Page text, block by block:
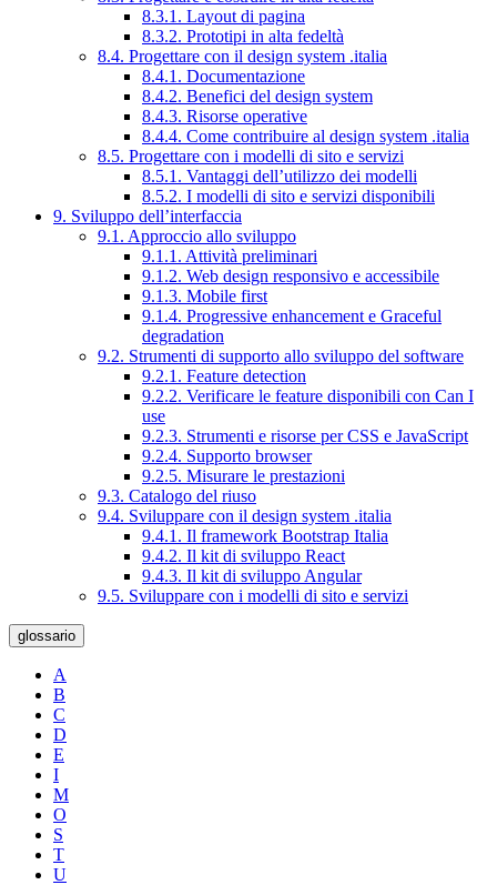
8.3.1. Layout di pagina
8.3.2. Prototipi in alta fedeltà
8.4. Progettare con il design system .italia
8.4.1. Documentazione
8.4.2. Benefici del design system
8.4.3. Risorse operative
8.4.4. Come contribuire al design system .italia
8.5. Progettare con i modelli di sito e servizi
8.5.1. Vantaggi dell’utilizzo dei modelli
8.5.2. I modelli di sito e servizi disponibili
9. Sviluppo dell’interfaccia
9.1. Approccio allo sviluppo
9.1.1. Attività preliminari
9.1.2. Web design responsivo e accessibile
9.1.3. Mobile first
9.1.4. Progressive enhancement e Graceful
degradation
9.2. Strumenti di supporto allo sviluppo del software
9.2.1. Feature detection
9.2.2. Verificare le feature disponibili con Can I
use
9.2.3. Strumenti e risorse per CSS e JavaScript
9.2.4. Supporto browser
9.2.5. Misurare le prestazioni
9.3. Catalogo del riuso
9.4. Sviluppare con il design system .italia
9.4.1. Il framework Bootstrap Italia
9.4.2. Il kit di sviluppo React
9.4.3. Il kit di sviluppo Angular
9.5. Sviluppare con i modelli di sito e servizi
glossario
A
B
C
D
E
I
M
O
S
T
U